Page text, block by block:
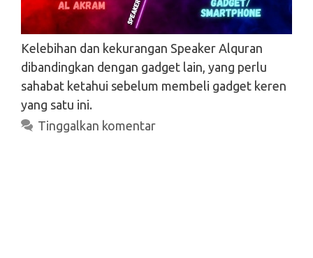
Kelebihan dan kekurangan Speaker Alquran
dibandingkan dengan gadget lain, yang perlu
sahabat ketahui sebelum membeli gadget keren
yang satu ini.
Tinggalkan komentar